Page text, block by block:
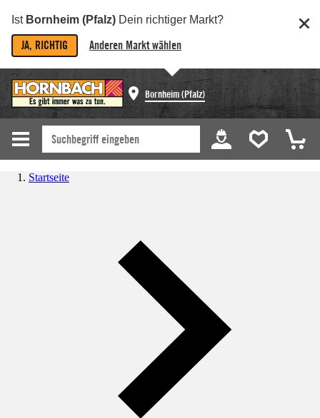
Ist Bornheim (Pfalz) Dein richtiger Markt?
JA, RICHTIG Anderen Markt wählen
Bornheim (Pfalz)
Startseite